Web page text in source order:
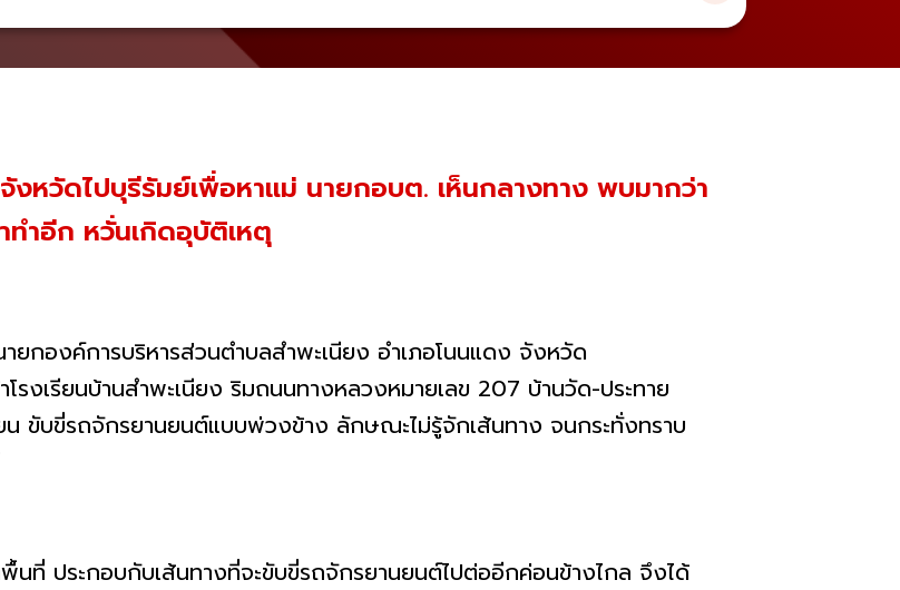
หวัดไปบุรีรัมย์เพื่อหาแม่ นายกอบต. เห็นกลางทาง พบมากว่า
ำอีก หวั่นเกิดอุบัติเหตุ
องค์การบริหารส่วนตำบลสำพะเนียง อำเภอโนนแดง จังหวัด
โรงเรียนบ้านสำพะเนียง ริมถนนทางหลวงหมายเลข 207 บ้านวัด-ประทาย
ขับขี่รถจักรยานยนต์แบบพ่วงข้าง ลักษณะไม่รู้จักเส้นทาง จนกระทั่งทราบ
พื้นที่ ประกอบกับเส้นทางที่จะขับขี่รถจักรยานยนต์ไปต่ออีกค่อนข้างไกล จึงได้